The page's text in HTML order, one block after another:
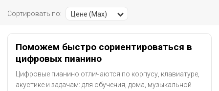
Сортировать по: Цене (Max)
Поможем быстро сориентироваться в
цифровых пианино
Цифровые пианино отличаются по корпусу, клавиатуре,
акустике и задачам: для обучения, дома, музыкальной